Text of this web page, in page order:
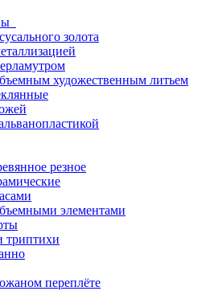
золота
художественным литьем
резное
элементами
триптихи
переплёте